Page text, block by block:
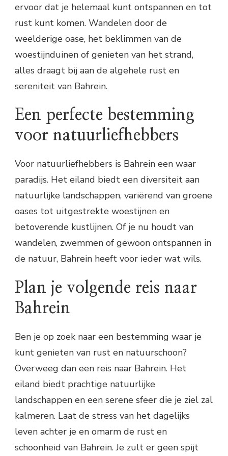
ervoor dat je helemaal kunt ontspannen en tot
rust kunt komen. Wandelen door de
weelderige oase, het beklimmen van de
woestijnduinen of genieten van het strand,
alles draagt bij aan de algehele rust en
sereniteit van Bahrein.
Een perfecte bestemming
voor natuurliefhebbers
Voor natuurliefhebbers is Bahrein een waar
paradijs. Het eiland biedt een diversiteit aan
natuurlijke landschappen, variërend van groene
oases tot uitgestrekte woestijnen en
betoverende kustlijnen. Of je nu houdt van
wandelen, zwemmen of gewoon ontspannen in
de natuur, Bahrein heeft voor ieder wat wils.
Plan je volgende reis naar
Bahrein
Ben je op zoek naar een bestemming waar je
kunt genieten van rust en natuurschoon?
Overweeg dan een reis naar Bahrein. Het
eiland biedt prachtige natuurlijke
landschappen en een serene sfeer die je ziel zal
kalmeren. Laat de stress van het dagelijks
leven achter je en omarm de rust en
schoonheid van Bahrein. Je zult er geen spijt